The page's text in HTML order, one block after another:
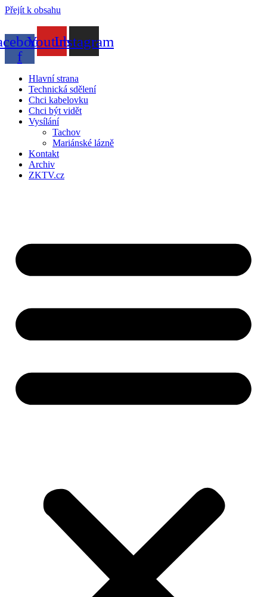
Přejít k obsahu
f
YoutubeInstagram
Hlavní strana
Technická sdělení
Chci kabelovku
Chci být vidět
Vysílání
Tachov
Mariánské lázně
Kontakt
Archiv
ZKTV.cz